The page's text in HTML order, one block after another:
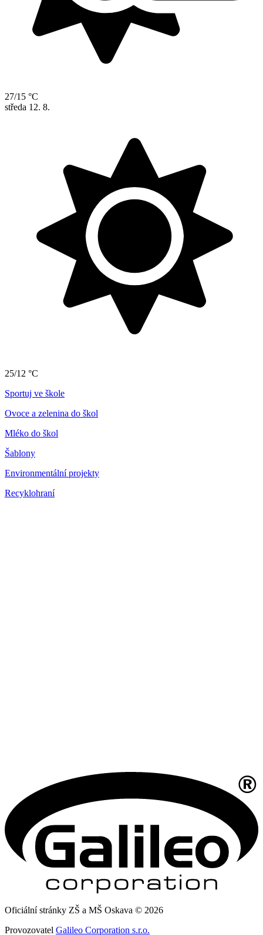
27/15 °C
středa 12. 8.
25/12 °C
Sportuj ve škole
Ovoce a zelenina do škol
Mléko do škol
Šablony
Environmentální projekty
Recyklohraní
Oficiální stránky ZŠ a MŠ Oskava © 2026
Provozovatel Galileo Corporation s.r.o.